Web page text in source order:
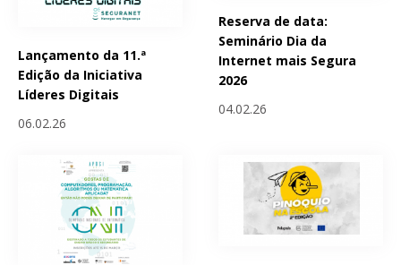
Lançamento da 11.ª
Edição da Iniciativa
Líderes Digitais
06.02.26
Reserva de data:
Seminário Dia da
Internet mais Segura
2026
04.02.26